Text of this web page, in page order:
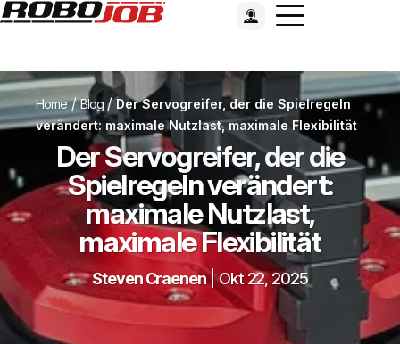
Home/Blog /Der Servogreifer, der die Spielregeln
verändert: maximale Nutzlast, maximale Flexibilität
Der Servogreifer, der die
Spielregeln verändert:
maximale Nutzlast,
maximale Flexibilität
Steven Craenen|Okt 22, 2025